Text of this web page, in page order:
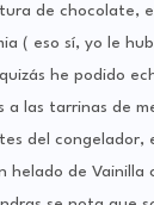
de chocolate,
( eso sí, yo le
he podido
a las tarrinas de
del congelador,
helado de Vainilla